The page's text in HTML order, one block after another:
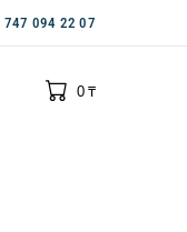
747 094 22 07
0
0₸